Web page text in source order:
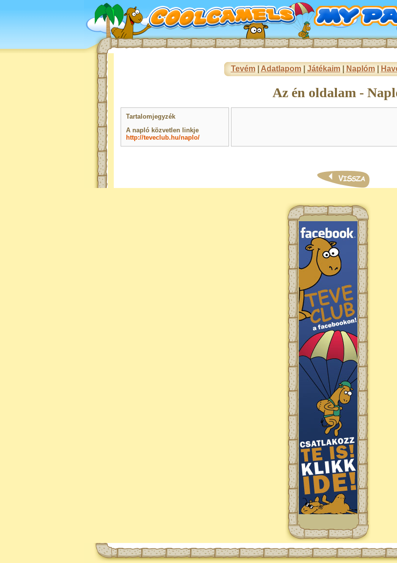
Tevém| Adatlapom| Játékaim| Naplóm|
Az én oldalam -
Tartalomjegyzék
A napló közvetlen linkje
http://teveclub.hu/naplo/